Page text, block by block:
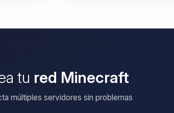
tu red Minecraft
múltiples servidores sin problemas